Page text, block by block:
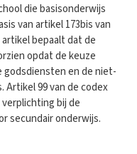
die basisonderwijs
van artikel 173bis van
bepaalt dat de
opdat de keuze
en de niet-
Artikel 99 van de codex
bij de
secundair onderwijs.